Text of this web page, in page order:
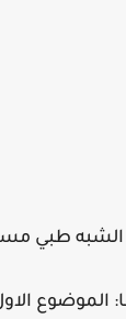
طبي
الموضوع